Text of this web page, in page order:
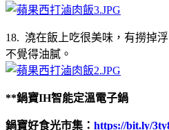
18. 澆在飯上吃很美味，有撈掉
不覺得油膩。
**鍋寶IH智能定溫電子鍋
鍋寶好食光市集： https://bit.ly/